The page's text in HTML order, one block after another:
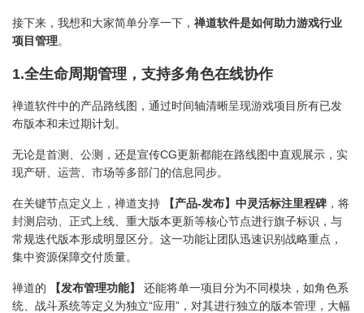
接下来，我想和大家简单分享一下， 禅道软件是如何助力游戏行业
项目管理。
1.全生命周期管理，支持多角色在线协作
禅道软件中的产品路线图，通过时间轴清晰呈现游戏项目所有已发
布版本和未过期计划。
无论是首测、公测，还是宣传CG更新都能在路线图中直观展示，实
现产研、运营、市场等多部门的信息同步。
在关键节点定义上，禅道支持 【产品-发布】中灵活标注里程碑 ，将
封测启动、正式上线、重大版本更新等核心节点进行旗子标识，与
常规迭代版本形成明显区分。这一功能让团队迅速识别战略重点，
集中资源保障交付质量。
禅道的 【发布管理功能】
还能将单一项目分为不同模块，如角色系
统、战斗系统等定义为独立“应用”，对其进行独立的版本管理，大幅